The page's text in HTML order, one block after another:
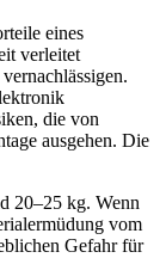
eines
verleitet
die von
ausgehen. Die
20–25 kg. Wenn
vom
Gefahr für